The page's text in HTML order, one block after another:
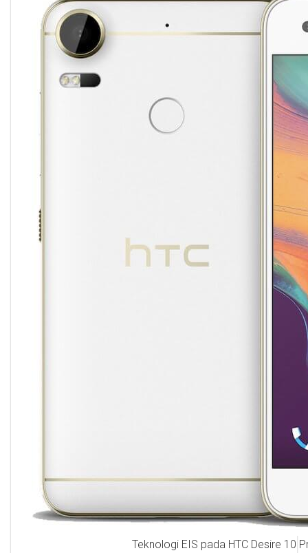
Teknologi EIS pada HTC Desire 10